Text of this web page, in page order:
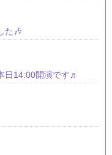
た🎶
日14:00開演です♬